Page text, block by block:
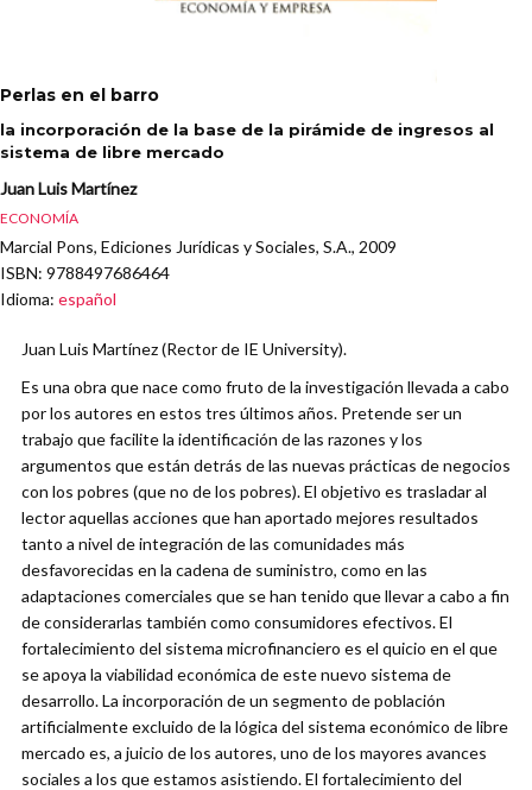
Perlas en el barro
la incorporación de la base de la pirámide de ingresos al
sistema de libre mercado
Juan Luis Martínez
ECONOMÍA
Marcial Pons, Ediciones Jurídicas y Sociales, S.A., 2009
ISBN: 9788497686464
Idioma: español
Juan Luis Martínez (Rector de IE University).
Es una obra que nace como fruto de la investigación llevada a cabo
por los autores en estos tres últimos años. Pretende ser un
trabajo que facilite la identificación de las razones y los
argumentos que están detrás de las nuevas prácticas de negocios
con los pobres (que no de los pobres). El objetivo es trasladar al
lector aquellas acciones que han aportado mejores resultados
tanto a nivel de integración de las comunidades más
desfavorecidas en la cadena de suministro, como en las
adaptaciones comerciales que se han tenido que llevar a cabo a fin
de considerarlas también como consumidores efectivos. El
fortalecimiento del sistema microfinanciero es el quicio en el que
se apoya la viabilidad económica de este nuevo sistema de
desarrollo. La incorporación de un segmento de población
artificialmente excluido de la lógica del sistema económico de libre
mercado es, a juicio de los autores, uno de los mayores avances
sociales a los que estamos asistiendo. El fortalecimiento del